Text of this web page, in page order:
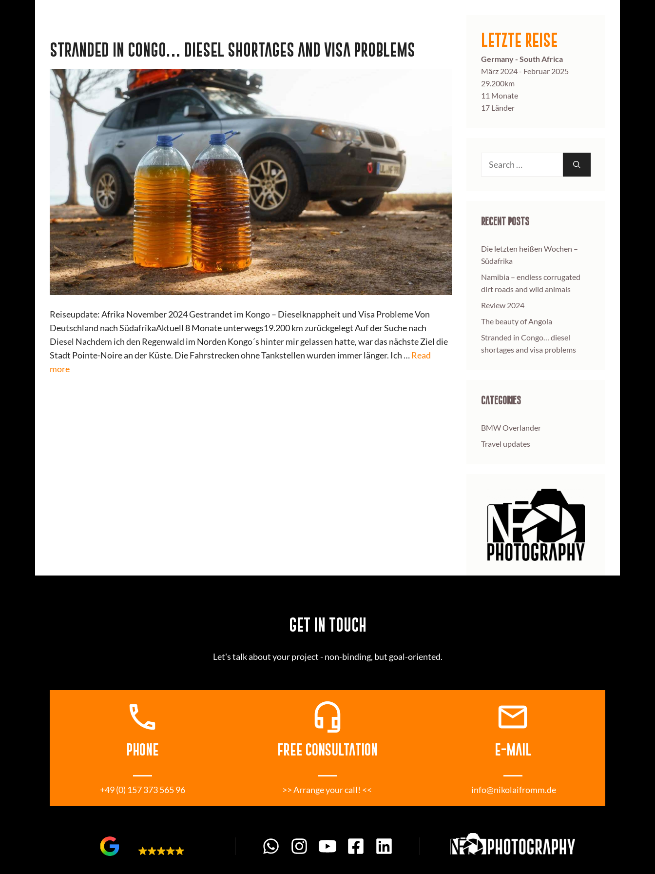
STRANDED IN CONGO… DIESEL SHORTAGES AND VISA PROBLEMS
Reiseupdate: Afrika November 2024 Gestrandet im Kongo – Dieselknappheit und Visa Probleme Von
Deutschland nach SüdafrikaAktuell 8 Monate unterwegs19.200 km zurückgelegt Auf der Suche nach
Diesel Nachdem ich den Regenwald im Norden Kongo´s hinter mir gelassen hatte, war das nächste Ziel die
Stadt Pointe-Noire an der Küste. Die Fahrstrecken ohne Tankstellen wurden immer länger. Ich …Read
more
LETZTE REISE
Germany - South Africa
März 2024 - Februar 2025
29.200km
11 Monate
17 Länder
for:
Recent Posts
Die letzten heißen Wochen –
Südafrika
Namibia – endless corrugated
dirt roads and wild animals
Review 2024
The beauty of Angola
Stranded in Congo… diesel
shortages and visa problems
Categories
BMW Overlander
Travel updates
GET IN TOUCH
Let's talk about your project - non-binding, but goal-oriented.
call
PHONE
+49 (0) 157 373 565 96
headset_mic
FREE CONSULTATION
>> Arrange your call! <<
email
E-MAIL
info@nikolaifromm.de